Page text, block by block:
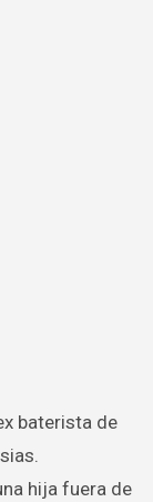
hija fuera de